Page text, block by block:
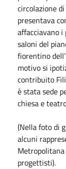
circolazione
presentava
affacciavano i
saloni del
fiorentino
motivo si
contribuito
è stata sede
chiesa e
(Nella foto di
alcuni
Metropolitana
progettisti).